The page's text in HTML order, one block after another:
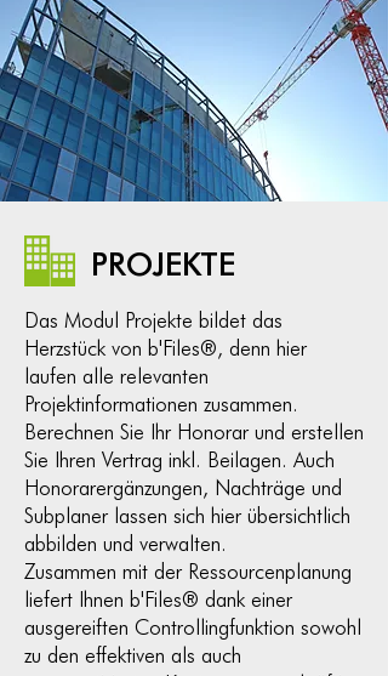
PROJEKTE
Das Modul Projekte bildet das
Herzstück von b'Files®, denn hier
laufen alle relevanten
Projektinformationen zusammen.
Berechnen Sie Ihr Honorar und erstellen
Sie Ihren Vertrag inkl. Beilagen. Auch
Honorarergänzungen, Nachträge und
Subplaner lassen sich hier übersichtlich
abbilden und verwalten.
Zusammen mit der Ressourcenplanung
liefert Ihnen b'Files® dank einer
ausgereiften Controllingfunktion sowohl
zu den effektiven als auch